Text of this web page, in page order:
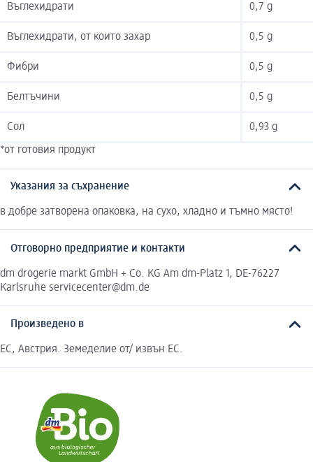
Въглехидрати 0,7 g
Въглехидрати, от които захар 0,5 g
Фибри 0,5 g
Белтъчини 0,5 g
Сол 0,93 g
*от готовия продукт
Указания за съхранение
в добре затворена опаковка, на сухо, хладно и тъмно място!
Отговорно предприятие и контакти
dm drogerie markt GmbH + Co. KG Am dm-Platz 1, DE-76227
Karlsruhe servicecenter@dm.de
Произведено в
ЕС, Австрия. Земеделие от/ извън ЕС.